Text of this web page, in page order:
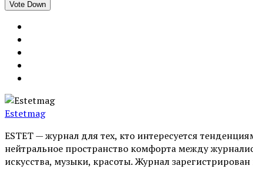
Vote Down
Estetmag
ESTET — журнал для тех, кто интересуeтся
нейтральное пространство комфорта между
искусства, музыки, красоты. Журнал зарегистрирован